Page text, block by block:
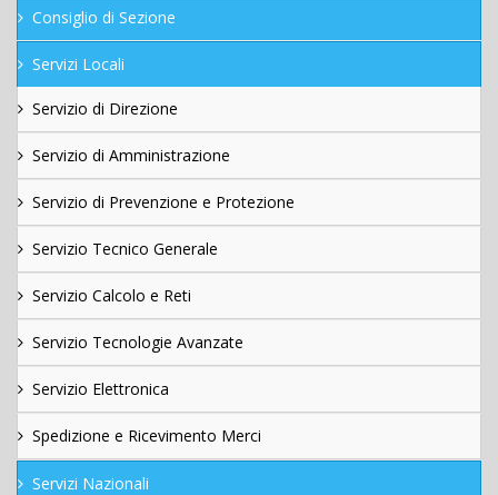
Consiglio di Sezione
Servizi Locali
Servizio di Direzione
Servizio di Amministrazione
Servizio di Prevenzione e Protezione
Servizio Tecnico Generale
Servizio Calcolo e Reti
Servizio Tecnologie Avanzate
Servizio Elettronica
Spedizione e Ricevimento Merci
Servizi Nazionali